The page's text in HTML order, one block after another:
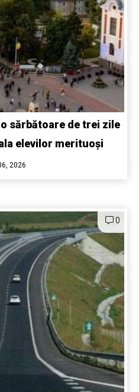
sărbătoare de trei zile
elevilor merituoși
2026
0